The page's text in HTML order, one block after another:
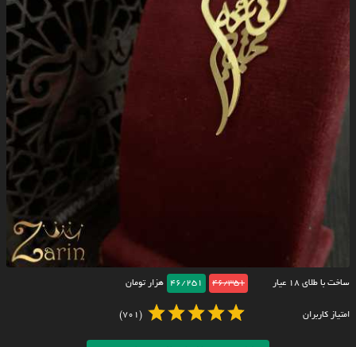
ساخت با طلای ۱۸ عیار 46/351
46/251 هزار تومان
امتیاز کاربران (701)